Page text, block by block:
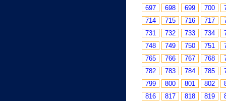
697
698 699 700
714
715 716 717
731
732 733 734
748
749 750 751
765
766 767 768
782
783 784 785
799
800 801 802
816
817 818 819